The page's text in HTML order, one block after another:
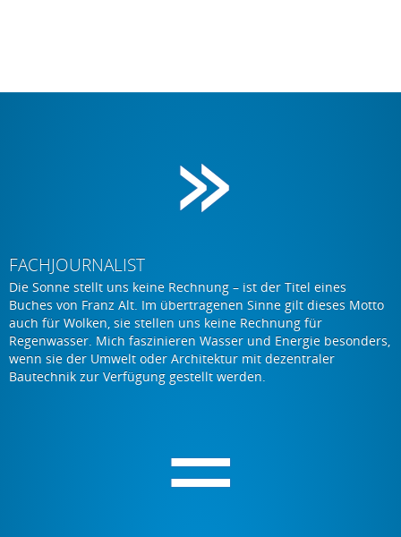
FACHJOURNALIST
Die Sonne stellt uns keine Rechnung – ist der Titel eines
Buches von Franz Alt. Im übertragenen Sinne gilt dieses Motto
auch für Wolken, sie stellen uns keine Rechnung für
Regenwasser. Mich faszinieren Wasser und Energie besonders,
wenn sie der Umwelt oder Architektur mit dezentraler
Bautechnik zur Verfügung gestellt werden.